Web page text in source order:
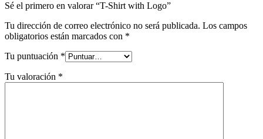
Sé el primero en valorar “T-Shirt with Logo”
Tu dirección de correo electrónico no será publicada. Los campos
obligatorios están marcados con *
Tu puntuación *
Tu valoración *